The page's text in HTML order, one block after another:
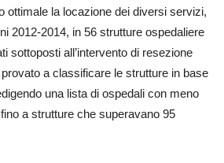
ottimale la locazione dei diversi servizi,
2012-2014, in 56 strutture ospedaliere
sottoposti all’intervento di resezione
a classificare le strutture in base
una lista di ospedali con meno
a strutture che superavano 95